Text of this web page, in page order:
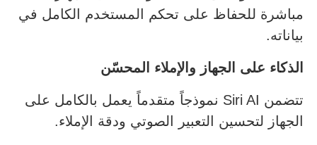
مباشرة للحفاظ على تحكم المستخدم الكامل في
بياناته.
الذكاء على الجهاز والإملاء المحسّن
تتضمن Siri AI نموذجاً متقدماً يعمل بالكامل على
الجهاز لتحسين التعبير الصوتي ودقة الإملاء.